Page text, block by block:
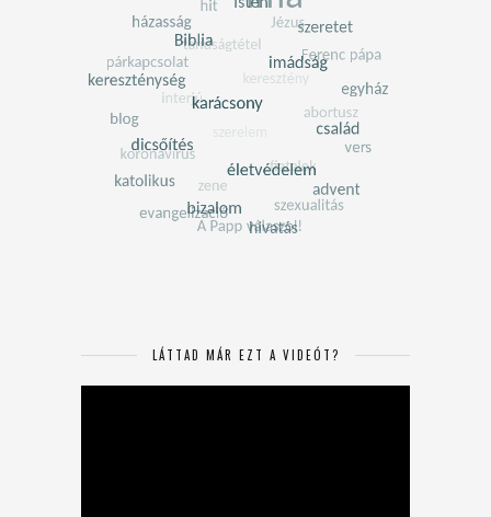
LÁTTAD MÁR EZT A VIDEÓT?